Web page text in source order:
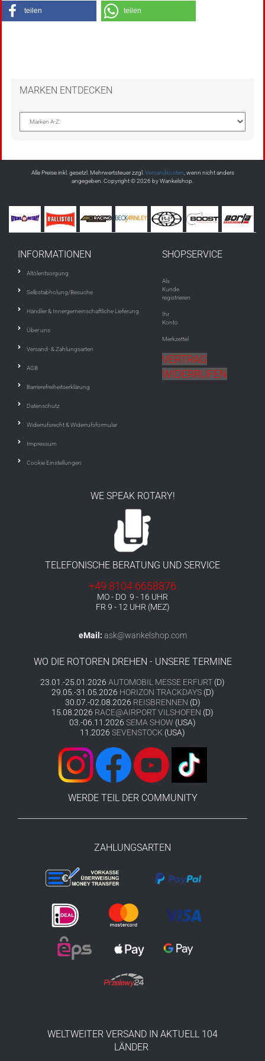
teilen teilen
MARKEN ENTDECKEN
Alle Preise inkl. gesetzl. Mehrwertsteuer zzgl. Versandkosten , wenn nicht anders
angegeben. Copyright © 2026 by Wankelshop.
INFORMATIONEN
Altölentsorgung
Selbstabholung/Besuche
Händler & Innergemeinschaftliche Lieferung
Über uns
Versand- & Zahlungsarten
AGB
Barrierefreiheitserklärung
Datenschutz
Widerrufsrecht & Widerrufsformular
Impressum
Cookie Einstellungen
SHOPSERVICE
Als
Kunde
registrieren
Ihr
Konto
Merkzettel
VERTRAG
WIDERRUFEN
WE SPEAK ROTARY!
TELEFONISCHE BERATUNG UND SERVICE
+49 8104 6658876
MO - DO 9 - 16 UHR
FR 9 - 12 UHR (MEZ)
eMail: ask@wankelshop.com
WO DIE ROTOREN DREHEN - UNSERE TERMINE
23.01.-25.01.2026 AUTOMOBIL MESSE ERFURT (D)
29.05.-31.05.2026 HORIZON TRACKDAYS(D)
30.07.-02.08.2026 REISBRENNEN (D)
15.08.2026 RACE@AIRPORT VILSHOFEN (D)
03.-06.11.2026 SEMA SHOW (USA)
11.2026 SEVENSTOCK (USA)
WERDE TEIL DER COMMUNITY
ZAHLUNGSARTEN
WELTWEITER VERSAND IN AKTUELL 104
LÄNDER